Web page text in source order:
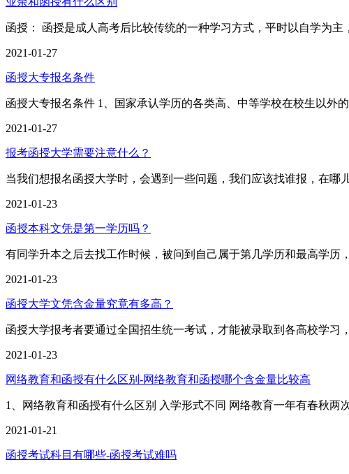
函授： 函授是成人高考后比较传统的一种学习方式，平时以自学为
2021-01-27
函授大专报名条件
函授大专报名条件 1、国家承认学历的各类高、中等学校在校生以外
2021-01-27
报考函授大学需要注意什么？
当我们想报名函授大学时，会遇到一些问题，我们应该找谁报，在
2021-01-23
函授本科文凭是第一学历吗？
有同学升本之后去找工作时候，被问到自己属于第几学历和最高学
2021-01-23
函授大学文凭含金量究竟有多高？
函授大学报考者要通过全国招生统一考试，才能被录取到各高校学
2021-01-23
网络教育和函授有什么区别-网络教育和函授哪个含金量比较高
1、网络教育和函授有什么区别 入学形式不同 网络教育一年有春秋
2021-01-21
函授考试科目有哪些-函授考试难吗